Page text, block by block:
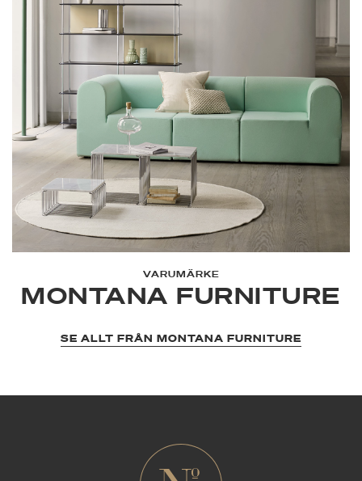
VARUMÄRKE
MONTANA FURNITURE
SE ALLT FRÅN MONTANA FURNITURE